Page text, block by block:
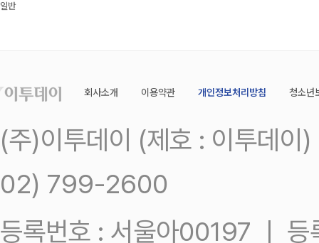
일반
회사소개 이용약관 개인정보처리방침 청소년
(주)이투데이 (제호 : 이투데
02) 799-2600
등록번호 : 서울아00197 ㅣ